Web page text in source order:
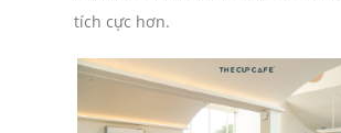
tích cực hơn.